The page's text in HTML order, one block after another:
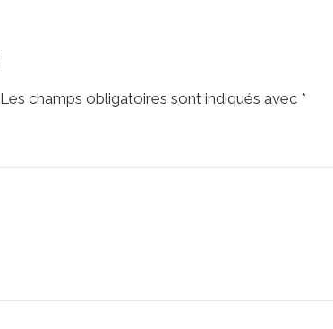
Les champs obligatoires sont indiqués avec *